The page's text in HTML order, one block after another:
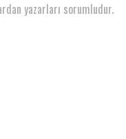
yazarları sorumludur.